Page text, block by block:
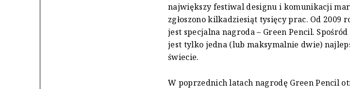
największy festiwal designu i komunikacji
zgłoszono kilkadziesiąt tysięcy prac. Od 2009
jest specjalna nagroda – Green Pencil.
jest tylko jedna (lub maksymalnie dwie)
świecie.
W poprzednich latach nagrodę Green Pencil